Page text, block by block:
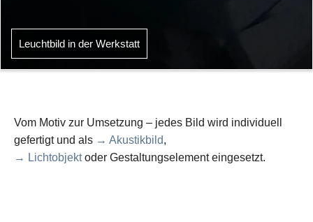
Leuchtbild in der Werkstatt
Vom Motiv zur Umsetzung – jedes Bild wird individuell
gefertigt und als → Akustikbild,
→ Lichtobjektoder Gestaltungselement eingesetzt.